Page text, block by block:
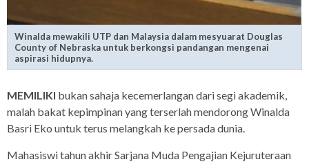
Winalda mewakili UTP dan Malaysia dalam mesyuarat Douglas
County of Nebraska untuk berkongsi pandangan mengenai
aspirasi hidupnya.
MEMILIKI bukan sahaja kecemerlangan dari segi akademik,
malah bakat kepimpinan yang terserlah mendorong Winalda
Basri Eko untuk terus melangkah ke persada dunia.
Mahasiswi tahun akhir Sarjana Muda Pengajian Kejuruteraan